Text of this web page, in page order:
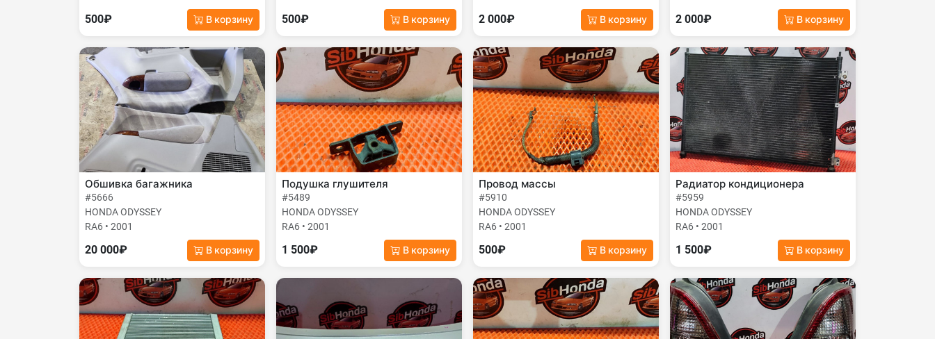
500₽ В корзину 500₽ В корзину 2 000₽ В корзину 2 000₽ В корзину
Обшивка багажника
#5666
HONDA ODYSSEY
RA6 • 2001
20 000₽ В корзину
Подушка глушителя
#5489
HONDA ODYSSEY
RA6 • 2001
1 500₽ В корзину
Провод массы
#5910
HONDA ODYSSEY
RA6 • 2001
500₽ В корзину
Радиатор кондиционера
#5959
HONDA ODYSSEY
RA6 • 2001
1 500₽ В корзину